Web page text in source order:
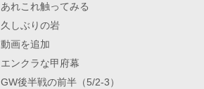
あれこれ触ってみる
久しぶりの岩
動画を追加
エンクラな甲府幕
GW後半戦の前半（5/2-3）